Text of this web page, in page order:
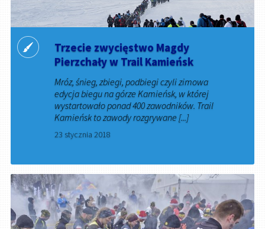
Trzecie zwycięstwo Magdy
Pierzchały w Trail Kamieńsk
Mróz, śnieg, zbiegi, podbiegi czyli zimowa
edycja biegu na górze Kamieńsk, w której
wystartowało ponad 400 zawodników. Trail
Kamieńsk to zawody rozgrywane [...]
23 stycznia 2018